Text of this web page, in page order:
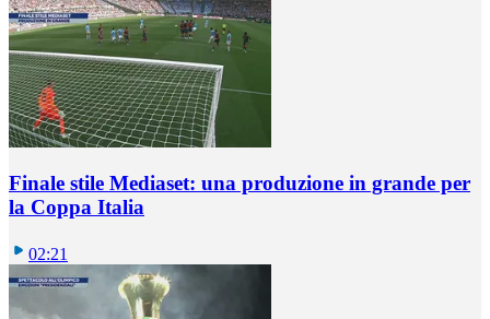
Finale stile Mediaset: una produzione in grande per
la Coppa Italia
02:21